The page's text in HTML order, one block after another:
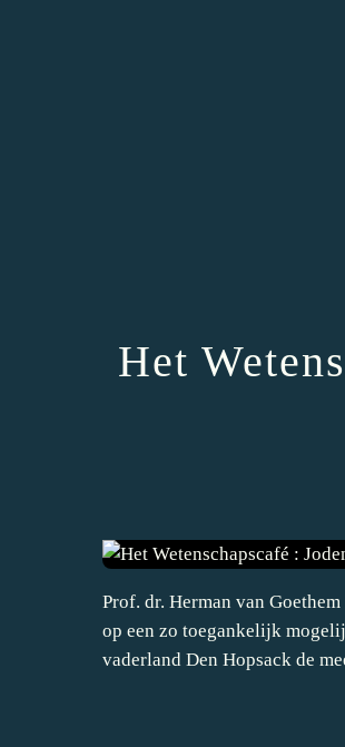
Het
Prof. dr. Herman van
op een zo toegankelijk
vaderland Den Hopsack de